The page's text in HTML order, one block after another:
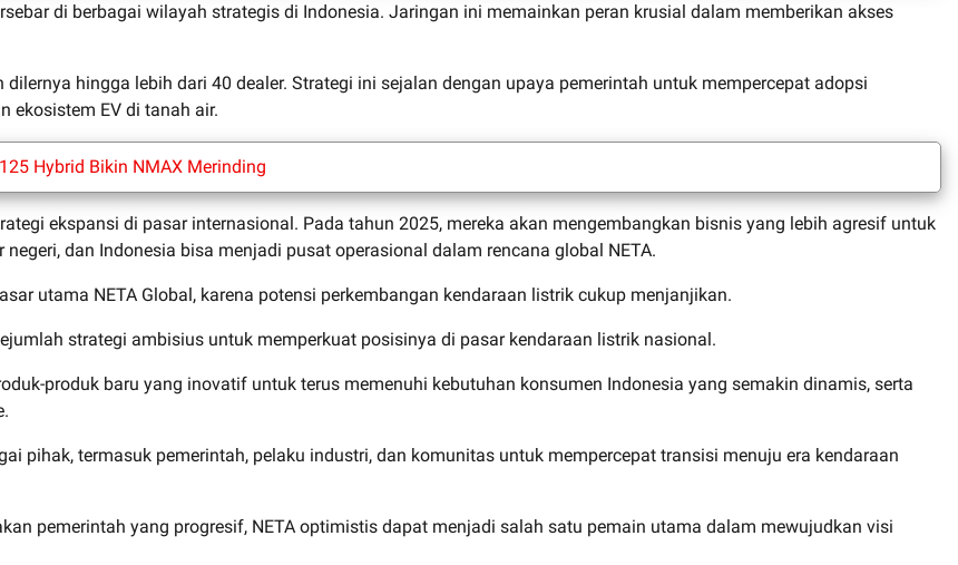
di berbagai wilayah strategis di Indonesia. Jaringan ini memainkan peran krusial dalam memberikan akses
hingga lebih dari 40 dealer. Strategi ini sejalan dengan upaya pemerintah untuk mempercepat adopsi
ekosistem EV di tanah air.
Hybrid Bikin NMAX Merinding
ekspansi di pasar internasional. Pada tahun 2025, mereka akan mengembangkan bisnis yang lebih agresif untuk
dan Indonesia bisa menjadi pusat operasional dalam rencana global NETA.
utama NETA Global, karena potensi perkembangan kendaraan listrik cukup menjanjikan.
strategi ambisius untuk memperkuat posisinya di pasar kendaraan listrik nasional.
produk baru yang inovatif untuk terus memenuhi kebutuhan konsumen Indonesia yang semakin dinamis, serta
pihak, termasuk pemerintah, pelaku industri, dan komunitas untuk mempercepat transisi menuju era kendaraan
pemerintah yang progresif, NETA optimistis dapat menjadi salah satu pemain utama dalam mewujudkan visi